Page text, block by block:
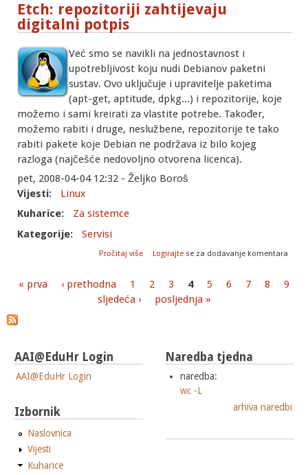
Etch: repozitoriji zahtijevaju
digitalni potpis
Već smo se navikli na jednostavnost i
upotrebljivost koju nudi Debianov paketni
sustav. Ovo uključuje i upravitelje paketima
(apt-get, aptitude, dpkg...) i repozitorije, koje
možemo i sami kreirati za vlastite potrebe. Također,
možemo rabiti i druge, neslužbene, repozitorije te tako
rabiti pakete koje Debian ne podržava iz bilo kojeg
razloga (najčešće nedovoljno otvorena licenca).
pet, 2008-04-04 12:32 - Željko Boroš
Vijesti:
Linux
Kuharice:
Za sistemce
Kategorije:
Servisi
Pročitaj više
o Etch: repozitoriji zahtijevaju digitalni
Logirajte se za dodavanje komentara
« prva ‹ prethodna 1 2 3 4 5 6 7 8
9
sljedeća ›
posljednja »
AAI@EduHr Login
AAI@EduHr Login
Izbornik
Naslovnica
Vijesti
Kuharice
Naredba tjedna
naredba:
wc -L
arhiva naredbi